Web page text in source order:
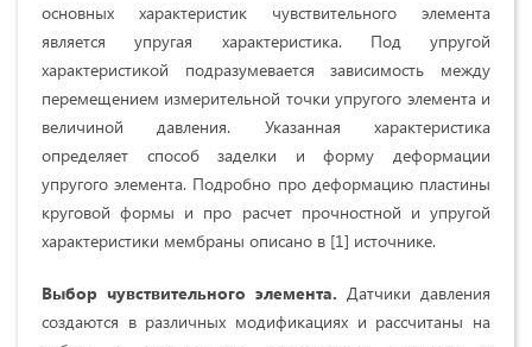
основных характеристик чувствительного элемента
является упругая характеристика. Под упругой
характеристикой подразумевается зависимость между
перемещением измерительной точки упругого элемента и
величиной давления. Указанная характеристика
определяет способ заделки и форму деформации
упругого элемента. Подробно про деформацию пластины
круговой формы и про расчет прочностной и упругой
характеристики мембраны описано в [1] источнике.
Выбор чувствительного элемента. Датчики давления
создаются в различных модификациях и рассчитаны на